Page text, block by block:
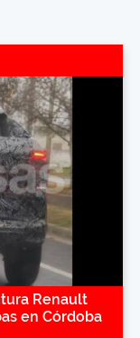
Renault
en Córdoba